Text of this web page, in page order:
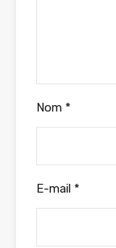
Nom *
E-mail *